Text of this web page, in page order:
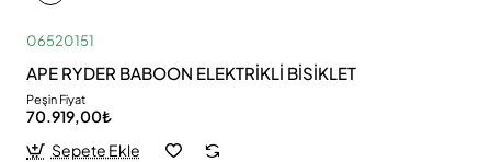
06520151
APE RYDER BABOON ELEKTRİKLİ BİSİKLET
Peşin Fiyat
70.919,00₺
Sepete Ekle